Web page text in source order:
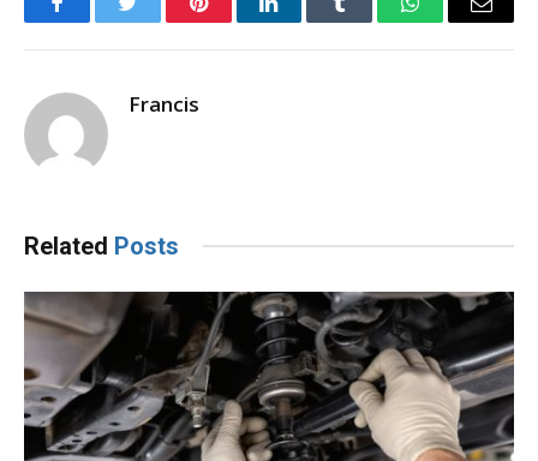
FacebookTwitter PinterestLinkedInTumblr WhatsAppEmail
Francis
Related Posts